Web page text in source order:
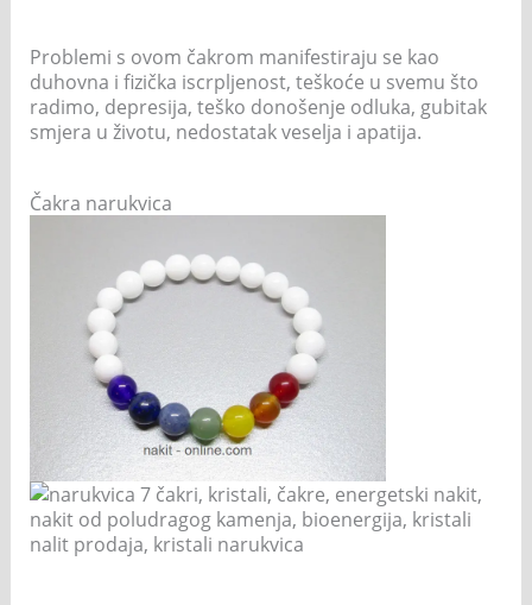
Problemi s ovom čakrom manifestiraju se kao
duhovna i fizička iscrpljenost, teškoće u svemu što
radimo, depresija, teško donošenje odluka, gubitak
smjera u životu, nedostatak veselja i apatija.
Čakra narukvica